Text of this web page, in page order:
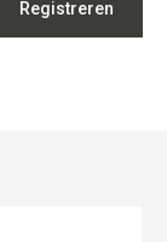
Registreren